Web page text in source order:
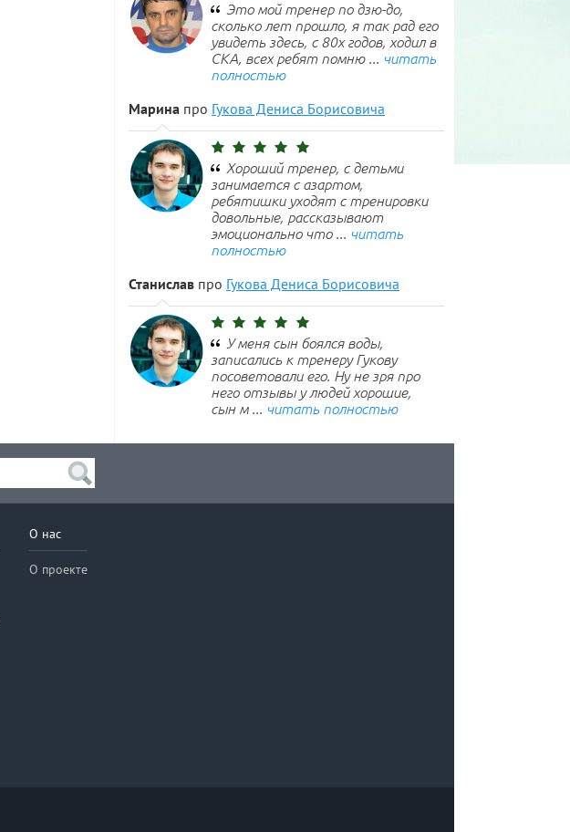
Это мой тренер по дзю-до,
сколько лет прошло, я так рад его
увидеть здесь, с 80х годов, ходил в
СКА, всех ребят помню ... читать
полностью
Марина про Гукова Дениса Борисовича
Хороший тренер, с детьми
занимается с азартом,
ребятишки уходят с тренировки
довольные, рассказывают
эмоционально что ... читать
полностью
Станислав про Гукова Дениса Борисовича
У меня сын боялся воды,
записались к тренеру Гукову
посоветовали его. Ну не зря про
него отзывы у людей хорошие,
сын м ... читать полностью
О нас
О проекте